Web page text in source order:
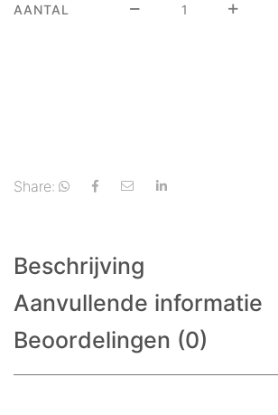
AANTAL
Share:
Beschrijving
Aanvullende informatie
Beoordelingen (0)